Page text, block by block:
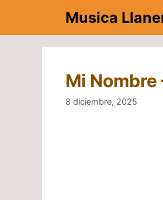
contenido
Musica
Mi Nombre
8 diciembre, 2025